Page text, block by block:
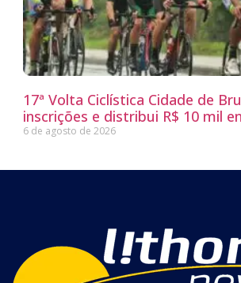
17ª Volta Ciclística Cidade de
inscrições e distribui R$ 10 mil
6 de agosto de 2026